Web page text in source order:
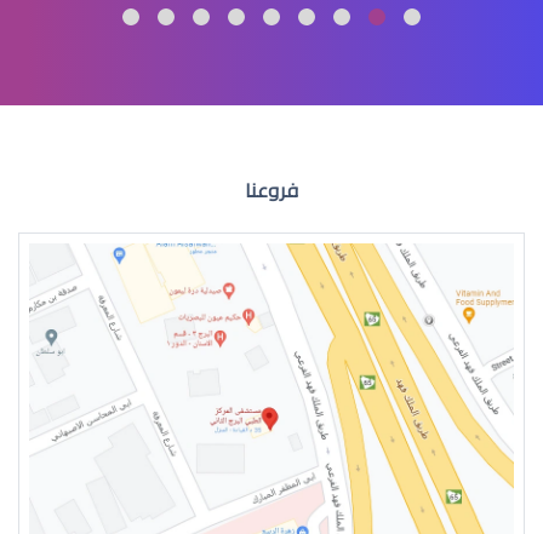
عيون الطفل الرضيع
فروعنا